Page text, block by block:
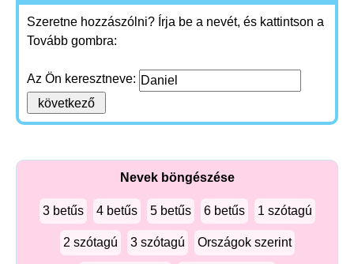
Szeretne hozzászólni? Írja be a nevét, és kattintson a
Tovább gombra:
Az Ön keresztneve:
Nevek böngészése
3 betűs 4 betűs 5 betűs 6 betűs 1 szótagú
2 szótagú 3 szótagú Országok szerint